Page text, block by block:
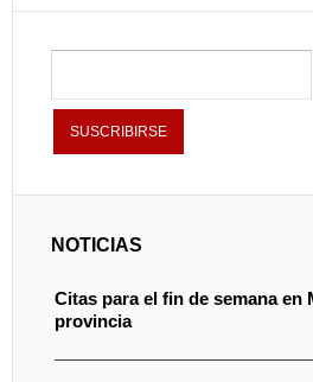
NOTICIAS
Citas para el fin de semana en
provincia